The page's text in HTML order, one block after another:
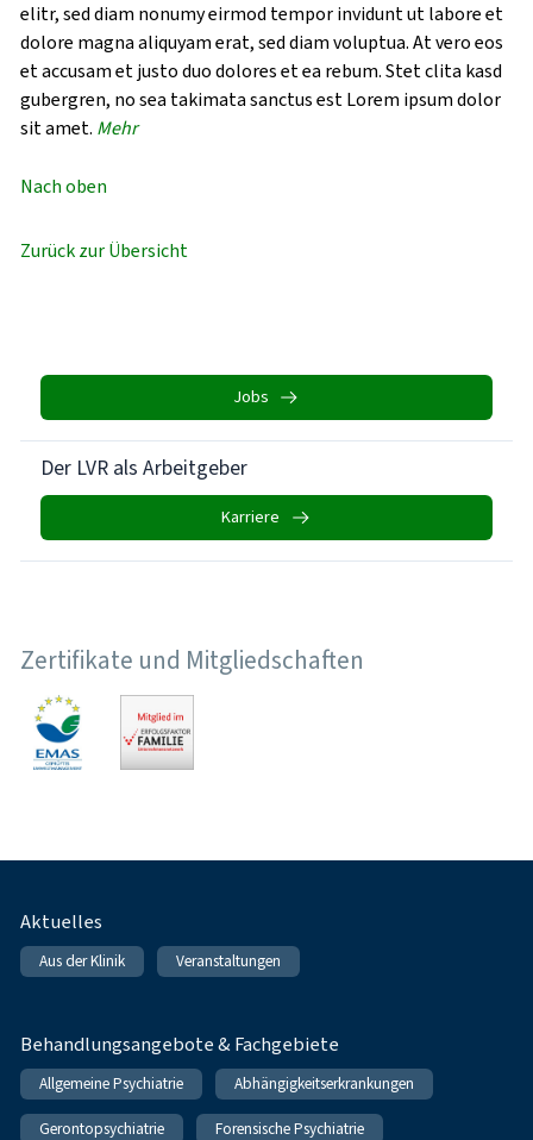
elitr, sed diam nonumy eirmod tempor invidunt ut labore et
dolore magna aliquyam erat, sed diam voluptua. At vero eos
et accusam et justo duo dolores et ea rebum. Stet clita kasd
gubergren, no sea takimata sanctus est Lorem ipsum dolor
sit amet. Mehr
Nach oben
Zurück zur Übersicht
Jobs
Der LVR als Arbeitgeber
Karriere
Zertifikate und Mitgliedschaften
Fußnavigation
Aktuelles
Aus der Klinik Veranstaltungen
Behandlungsangebote & Fachgebiete
Allgemeine Psychiatrie Abhängigkeitserkrankungen
Gerontopsychiatrie Forensische Psychiatrie